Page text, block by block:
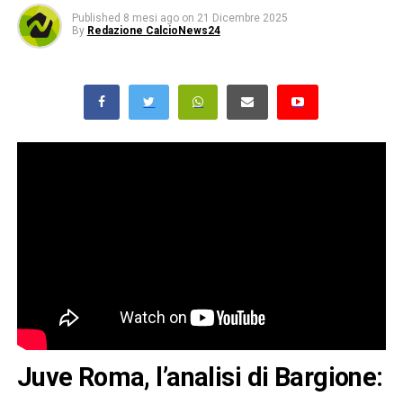
Published 8 mesi ago on 21 Dicembre 2025
By Redazione CalcioNews24
Juve Roma, l’analisi di Bargione: